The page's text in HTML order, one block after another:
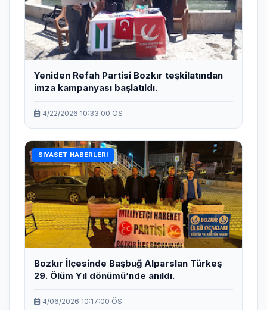
Yeniden Refah Partisi Bozkır teşkilatından
imza kampanyası başlatıldı.
4/22/2026 10:33:00 ÖS
SIYASET HABERLERI
Bozkır İlçesinde Başbuğ Alparslan Türkeş
29. Ölüm Yıl dönümü’nde anıldı.
4/06/2026 10:17:00 ÖS